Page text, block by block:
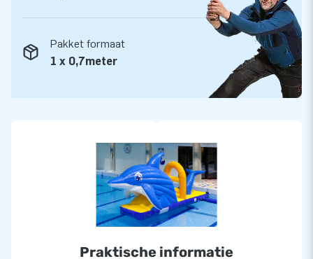
Pakket formaat
1 x 0,7meter
Praktische informatie